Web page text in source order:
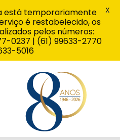
está temporariamente
é restabelecido, os
pelos números:
0237 | (61) 99633-2770
5016
X